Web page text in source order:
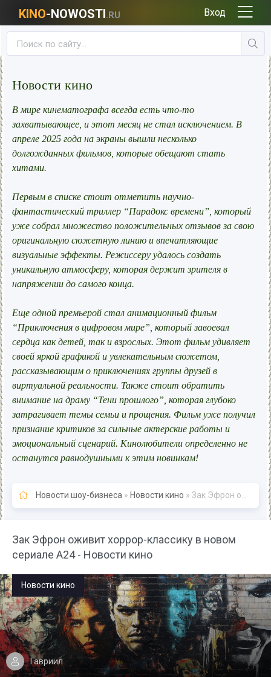
KINO-NOWOSTI.RU Вход
Новости кино
В мире кинематографа всегда есть что-то
захватывающее, и этот месяц не стал исключением. В
апреле 2025 года на экраны вышли несколько
долгожданных фильмов, которые обещают стать
хитами.
Первым в списке стоит отметить научно-
фантастический триллер “Парадокс времени”, который
уже собрал множество положительных отзывов за свою
оригинальную сюжетную линию и впечатляющие
визуальные эффекты. Режиссеру удалось создать
уникальную атмосферу, которая держит зрителя в
напряжении до самого конца.
Еще одной премьерой стал анимационный фильм
“Приключения в цифровом мире”, который завоевал
сердца как детей, так и взрослых. Этот фильм удивляет
своей яркой графикой и увлекательным сюжетом,
рассказывающим о приключениях группы друзей в
виртуальной реальности. Также стоит обратить
внимание на драму “Тени прошлого”, которая глубоко
затрагивает темы семьи и прощения. Фильм уже получил
признание критиков за сильные актерские работы и
эмоциональный сценарий. Кинолюбители определенно не
останутся равнодушными к этим новинкам!
Новости шоу-бизнеса » Новости кино » Зак Эфрон оживит хоррор-классику в новом сериале A24 - Новости кино
Зак Эфрон оживит хоррор-классику в новом
сериале A24 - Новости кино
Новости кино
Гавриил